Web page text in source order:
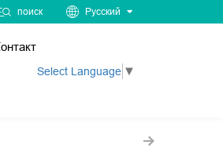
поиск Русский
Select Language ▼